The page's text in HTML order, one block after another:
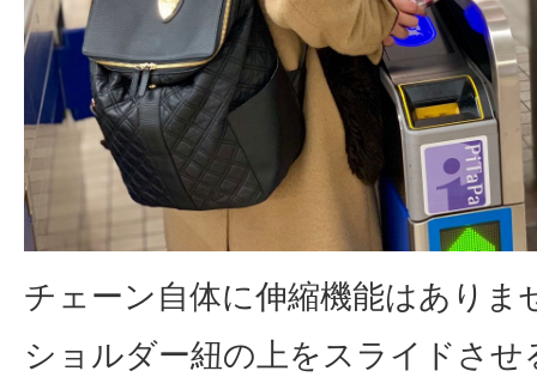
チェーン自体に伸縮機能はありま
ショルダー紐の上をスライドさせ